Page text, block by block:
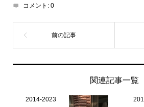
コメント: 0
関連記事一覧
2014-2023